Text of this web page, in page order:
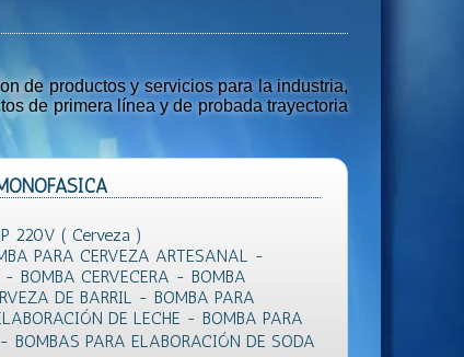
de productos y servicios para la industria,
de primera línea y de probada trayectoria
220V ( Cerveza )
PARA CERVEZA ARTESANAL -
- BOMBA CERVECERA - BOMBA
DE BARRIL - BOMBA PARA
DE LECHE - BOMBA PARA
BOMBAS PARA ELABORACIÓN DE SODA